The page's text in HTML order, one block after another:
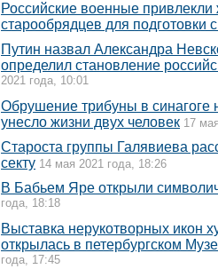
Российские военные
старообрядцев для подготовки
Путин назвал Александра
определил становление
2021 года, 10:01
Обрушение трибуны в
унесло жизни двух человек 17
Староста группы Галявиева
секту 14 мая 2021 года, 18:26
В Бабьем Яре открыли
года, 18:18
Выставка нерукотворных икон
открылась в петербургском
года, 17:45